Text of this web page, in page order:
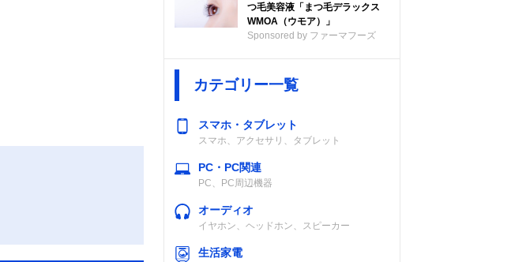
つ毛美容液「まつ毛デラックス
WMOA（ウモア）」
Sponsored by ファーマフーズ
カテゴリー一覧
スマホ・タブレット
スマホ、アクセサリ、タブレット
PC・PC関連
PC、PC周辺機器
オーディオ
イヤホン、ヘッドホン、スピーカー
生活家電